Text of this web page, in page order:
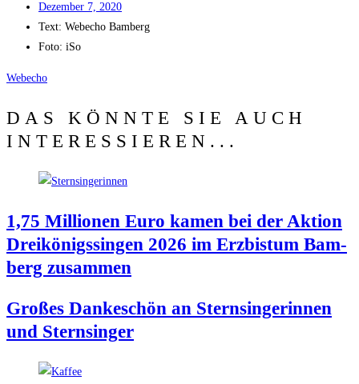
Dezem­ber 7, 2020
Text: Web­echo Bamberg
Foto: iSo
Web­echo
DAS KÖNNTE SIE AUCH
INTERESSIEREN...
1,75 Mil­lio­nen Euro kamen bei der Akti­on
Drei­kö­nigs­sin­gen 2026 im Erz­bis­tum Bam­
berg zusammen
Gro­ßes Dan­ke­schön an Stern­sin­ge­rin­nen
und Sternsinger